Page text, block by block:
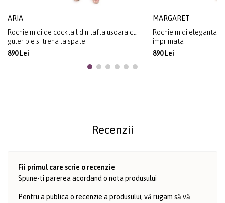
ARIA
Rochie midi de cocktail din tafta usoara cu
guler bie si trena la spate
890 Lei
MARGARET
Rochie midi eleganta
imprimata
890 Lei
Recenzii
Fii primul care scrie o recenzie
Spune-ti parerea acordand o nota produsului
Pentru a publica o recenzie a produsului, vă rugam să vă